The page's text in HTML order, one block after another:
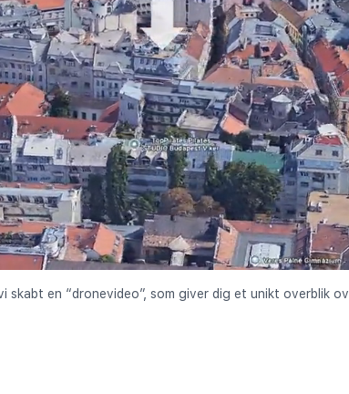
skabt en “dronevideo”, som giver dig et unikt overblik